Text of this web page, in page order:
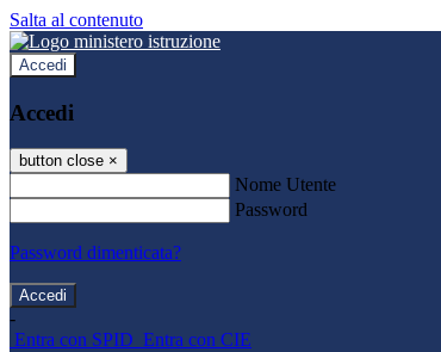
Salta al contenuto
Accedi
Accedi
button close ×
Nome Utente
Password
Password dimenticata?
-
Entra con SPID Entra con CIE